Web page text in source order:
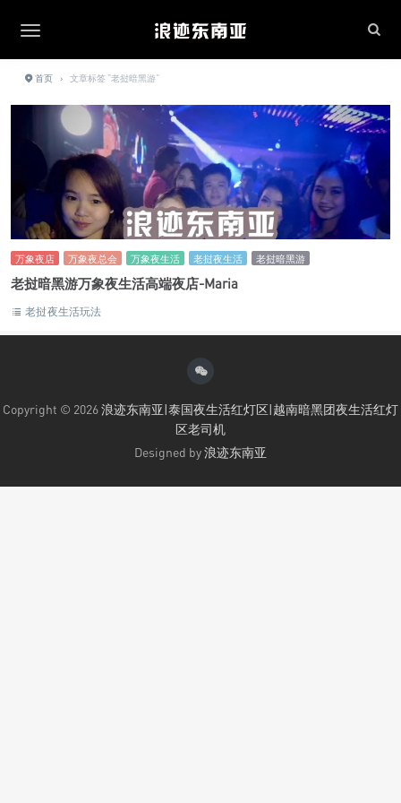
首页 › 文章标签 "老挝暗黑游"
万象夜店 万象夜总会 万象夜生活 老挝夜生活 老挝暗黑游
老挝暗黑游万象夜生活高端夜店-Maria
老挝夜生活玩法
Copyright © 2026浪迹东南亚|泰国夜生活红灯区|越南暗黑团夜生活红灯
区老司机
Designed by浪迹东南亚